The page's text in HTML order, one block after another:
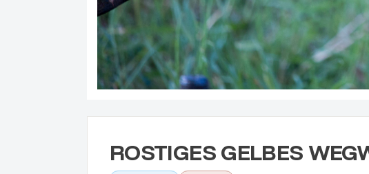
ROSTIGES GELBES